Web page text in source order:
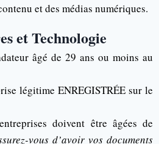
et des médias numériques.
et Technologie
âgé de 29 ans ou moins au
légitime ENREGISTRÉE sur le
doivent être âgées de
vous d’avoir vos documents